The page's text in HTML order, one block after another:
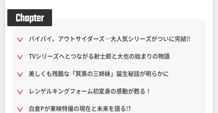
バイバイ、アウトサイダーズ―大人気シリーズがついに完結!!
TVシリーズへとつながる射士郎と大也の始まりの物語
美しくも残酷な「冥黒の三姉妹」誕生秘話が明らかに
レンゲルキングフォーム初変身の感動が甦る！
白倉Pが東映特撮の現在と未来を語る!?